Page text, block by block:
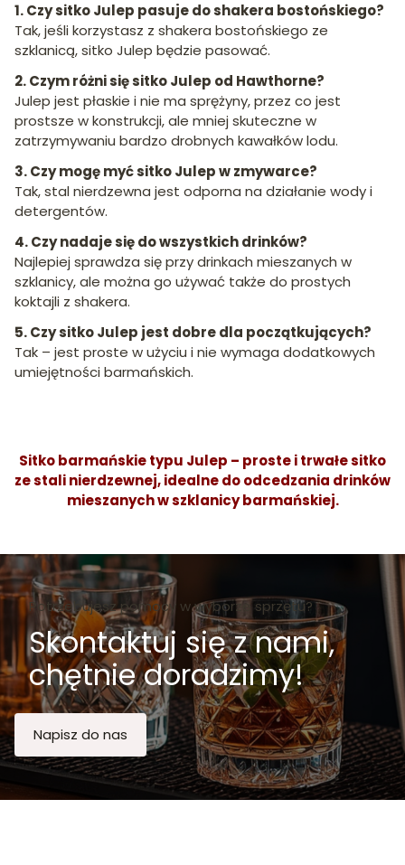
1. Czy sitko Julep pasuje do shakera bostońskiego?
Tak, jeśli korzystasz z shakera bostońskiego ze
szklanicą, sitko Julep będzie pasować.
2. Czym różni się sitko Julep od Hawthorne?
Julep jest płaskie i nie ma sprężyny, przez co jest
prostsze w konstrukcji, ale mniej skuteczne w
zatrzymywaniu bardzo drobnych kawałków lodu.
3. Czy mogę myć sitko Julep w zmywarce?
Tak, stal nierdzewna jest odporna na działanie wody i
detergentów.
4. Czy nadaje się do wszystkich drinków?
Najlepiej sprawdza się przy drinkach mieszanych w
szklanicy, ale można go używać także do prostych
koktajli z shakera.
5. Czy sitko Julep jest dobre dla początkujących?
Tak – jest proste w użyciu i nie wymaga dodatkowych
umiejętności barmańskich.
Sitko barmańskie typu Julep – proste i trwałe sitko
ze stali nierdzewnej, idealne do odcedzania drinków
mieszanych w szklanicy barmańskiej.
Potrzebujesz pomocy w wyborze sprzętu?
Skontaktuj się z nami,
chętnie doradzimy!
Napisz do nas